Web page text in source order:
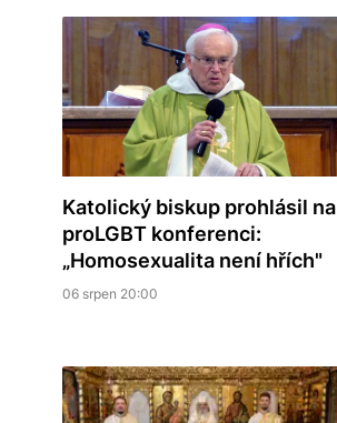
Katolický biskup prohlásil na
proLGBT konferenci:
„Homosexualita není hřích"
06 srpen 20:00